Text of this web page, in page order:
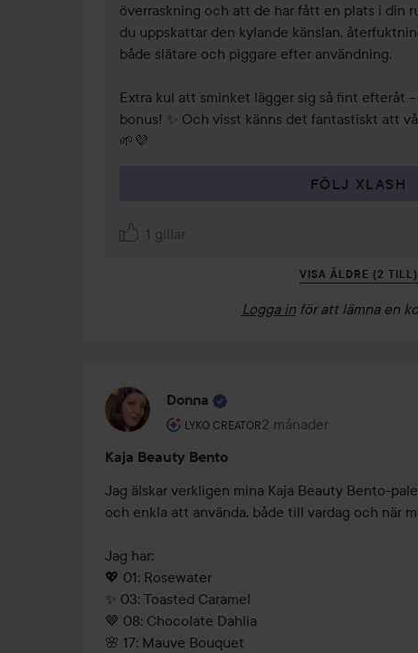
överraskning och att de har fått en plats i din
du uppskattar den kylande känslan,
både slätare och piggare efter användning.
Extra kul att sminket lägger sig så fint efteråt
bonus! ✨ Och visst känns det fantastiskt att
🌱💜
FÖLJ XLASH
1 gillar
VISA ÄLDRE (2 TILL)
Logga in för att lämna en
Donna
LYKO CREATOR
Användarens roll: Lyko Creator.
2 månader
Inlägget skapades 2
Kaja Beauty Bento
Jag älskar verkligen mina Kaja Beauty Bento-
och enkla att använda, både till vardag och när
Jag har:
💖 01: Rosewater
✨ 03: Toasted Caramel
🤎 08: Chocolate Dahlia
🌸 17: Mauve Bouquet